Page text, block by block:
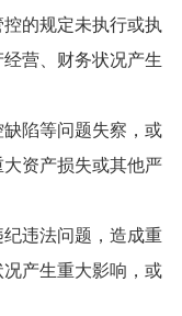
控的规定未执行或执
营、财务状况产生
陷等问题失察，或
资产损失或其他严
纪违法问题，造成重
产生重大影响，或